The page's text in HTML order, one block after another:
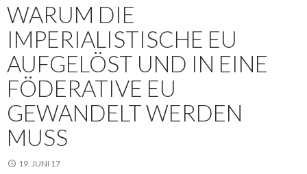
WARUM DIE
IMPERIALISTISCHE EU
AUFGELÖST UND IN EINE
FÖDERATIVE EU
GEWANDELT WERDEN
MUSS
19. JUNI 17